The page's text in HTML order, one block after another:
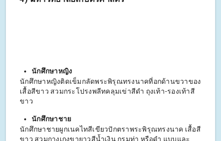
นักศึกษาหญิง
นักศึกษาหญิงติดเข็มกลัดพระพิรุณทรงนาคที่อกด้านขวาของ
เสื้อสีขาว สวมกระโปรงพลีทคลุมเข่าสีดำ ถุงเท้า-รองเท้าสี
ขาว
นักศึกษาชาย
นักศึกษาชายผูกเนคไทสีเขียวปักตราพระพิรุณทรงนาค เสื้อสี
ขาว สวมกางเกงขายาวสีน้ำเงิน กรมท่า หรือดำ แบบและ